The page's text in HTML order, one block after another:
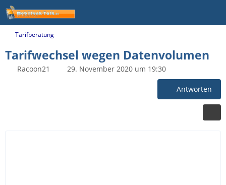
Tarifberatung
Tarifwechsel wegen Datenvolumen
Racoon21 29. November 2020 um 19:30
Antworten